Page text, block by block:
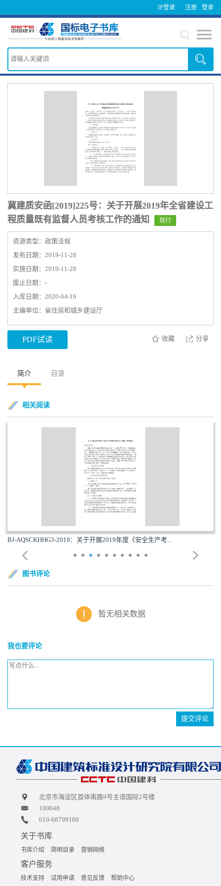
IP登录 登录
注册
冀建质安函[2019]225号：关于开展2019年全省建设工
程质量既有监督人员考核工作的通知
现行
资源类型：政策法规
发布日期：2019-11-28
实施日期：2019-11-28
废止日期：-
入库日期：2020-04-16
主编单位：省住房和城乡建设厅
PDF试读 收藏 分享
简介 目录
相关阅读
BJ-AQSCKHHG3-2019：关于开展2019年度《安全生产考...
图书评论
暂无相关数据
我也要评论
提交评论
北京市海淀区首体南路9号主语国际2号楼
100048
010-68799100
关于书库
书库介绍 简明目录 营销网络
客户服务
技术支持 试用申请 意见反馈 帮助中心